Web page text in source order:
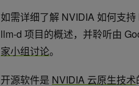
如需详细了解 NVIDIA 如何支
llm-d 项目的概述，并聆听由
家小组讨论。
开源软件是 NVIDIA 云原生技术